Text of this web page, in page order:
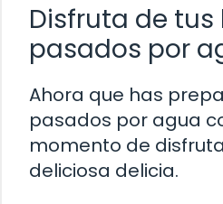
Disfruta de tus
pasados por
Ahora que has
pasados por agua
momento de
deliciosa delicia.